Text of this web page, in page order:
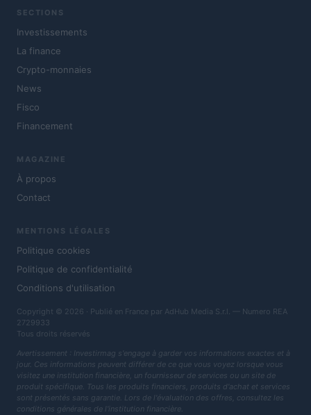
SECTIONS
Investissements
La finance
Crypto-monnaies
News
Fisco
Financement
MAGAZINE
À propos
Contact
MENTIONS LÉGALES
Politique cookies
Politique de confidentialité
Conditions d'utilisation
Copyright © 2026 · Publié en France par AdHub Media S.r.l. — Numero REA
2729933
Tous droits réservés
Avertissement : Investirmag s'engage à garder vos informations exactes et à
jour. Ces informations peuvent différer de ce que vous voyez lorsque vous
visitez une institution financière, un fournisseur de services ou un site de
produit spécifique. Tous les produits financiers, produits d'achat et services
sont présentés sans garantie. Lors de l'évaluation des offres, consultez les
conditions générales de l'institution financière.